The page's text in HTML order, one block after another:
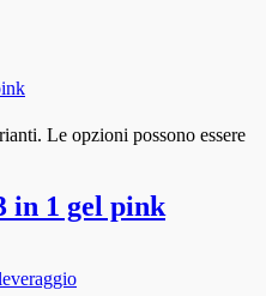
Le opzioni possono essere
in 1 gel pink